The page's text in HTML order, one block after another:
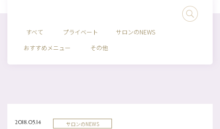
すべて プライベート
サロンのNEWS
おすすめメニュー
その他
2018.05.14 サロンのNEWS